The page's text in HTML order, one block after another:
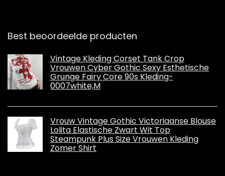
Best beoordeelde producten
Vintage Kleding Corset Tank Crop
Vrouwen Cyber ​​Gothic Sexy Esthetische
Grunge Fairy Core 90s Kleding-
0007white,M
Vrouw Vintage Gothic Victoriaanse Blouse
Lolita Elastische Zwart Wit Top
Steampunk Plus Size Vrouwen Kleding
Zomer Shirt